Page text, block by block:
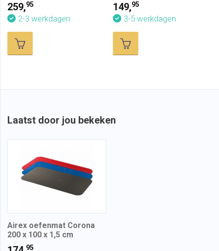
259,95
2-3 werkdagen
149,95
3-5 werkdagen
Laatst door jou bekeken
Airex oefenmat Corona
200 x 100 x 1,5 cm
95